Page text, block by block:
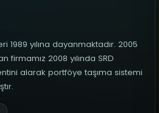
1989 yılına dayanmaktadır. 2005
firmamız 2008 yılında SRD
alarak portföye taşıma sistemi